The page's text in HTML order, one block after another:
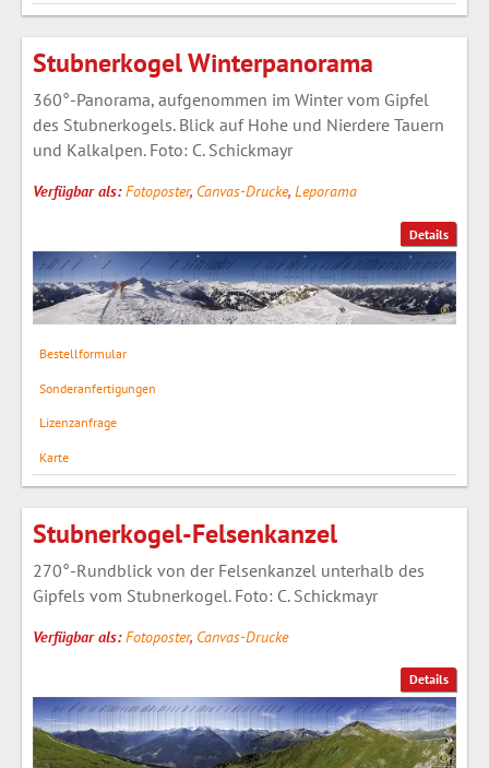
Details
Stubnerkogel Winterpanorama
360°-Panorama, aufgenommen im Winter vom Gipfel
des Stubnerkogels. Blick auf Hohe und Nierdere Tauern
und Kalkalpen. Foto: C. Schickmayr
Verfügbar als:Fotoposter, Canvas-Drucke, Leporama
Bestellformular
Sonderanfertigungen
Lizenzanfrage
Karte
Details
Stubnerkogel-Felsenkanzel
270°-Rundblick von der Felsenkanzel unterhalb des
Gipfels vom Stubnerkogel. Foto: C. Schickmayr
Verfügbar als:Fotoposter, Canvas-Drucke